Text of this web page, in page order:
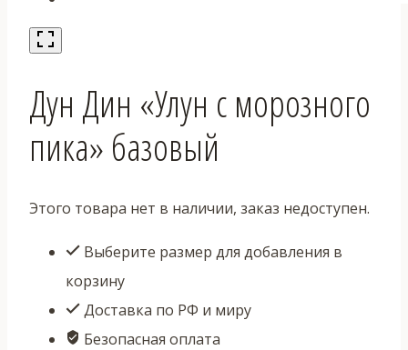
Дун Дин «Улун с морозного
пика» базовый
Этого товара нет в наличии, заказ недоступен.
Выберите размер для добавления в
корзину
Доставка по РФ и миру
Безопасная оплата